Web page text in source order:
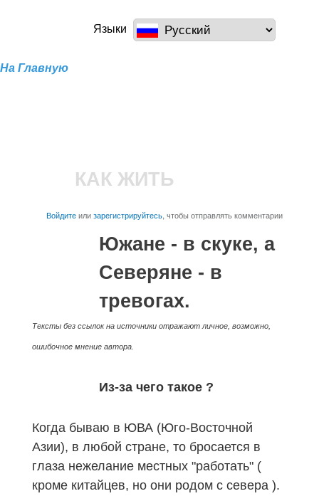
основному
содержанию
a100z.comЯзыки
На Главную
КАК ЖИТЬ
Войдитеилизарегистрируйтесь, чтобы отправлять комментарии
Южане - в скуке, а
Северяне - в
тревогах.
Тексты без ссылок на источники отражают личное, возможно,
ошибочное мнение автора.
Из-за чего такое ?
Когда бываю в ЮВА (Юго-Восточной
Азии), в любой стране, то бросается в
глаза нежелание местных "работать" (
кроме китайцев, но они родом с севера ).